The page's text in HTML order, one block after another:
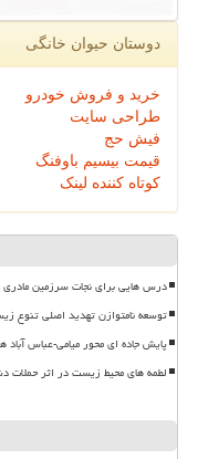
دوستان حیوان خانگی
خرید و فروش خودرو
طراحی سایت
فیش حج
قیمت بیسیم باوفنگ
کوتاه کننده لینک
درس هایی برای نجات سرزمین مادری
توسعه نامتوازن تهدید اصلی تنوع
پایش جاده ای محور میامی-عباس آباد
لطمه های محیط زیست در اثر حملات